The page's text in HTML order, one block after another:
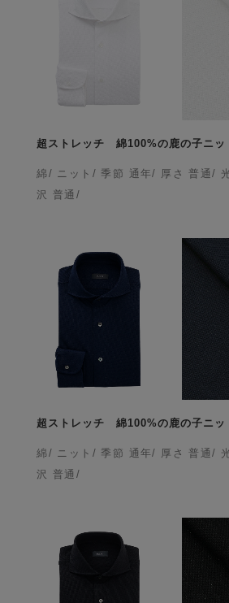
超ストレッチ 綿100%の鹿の子ニッ
綿/ ニット/ 季節 通年/ 厚さ 普通/
沢 普通/
超ストレッチ 綿100%の鹿の子ニッ
綿/ ニット/ 季節 通年/ 厚さ 普通/
沢 普通/